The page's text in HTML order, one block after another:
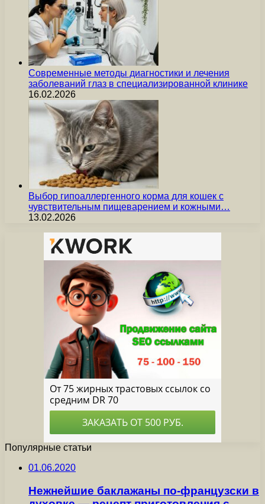
Современные методы диагностики и лечения
заболеваний глаз в специализированной клинике
16.02.2026
Выбор гипоаллергенного корма для кошек с
чувствительным пищеварением и кожными…
13.02.2026
Популярные статьи
01.06.2020
Нежнейшие баклажаны по-французски в